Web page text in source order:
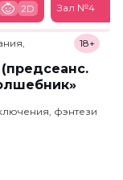
2D
Зал №4
18+
фэнтези